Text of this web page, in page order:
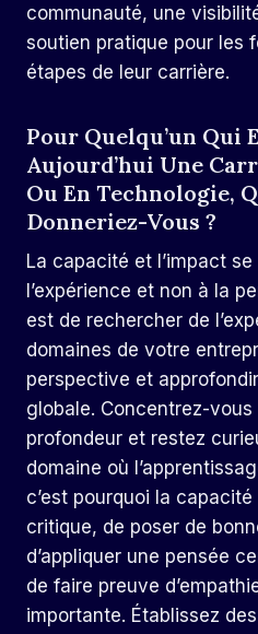
communauté, une
soutien pratique pour les
étapes de leur carrière.
Pour Quelqu’un Qui
Aujourd’hui Une
Ou En Technologie,
Donneriez-Vous ?
La capacité et l’impact
l’expérience et non à la
est de rechercher de
domaines de votre
perspective et
globale. Concentrez-vous
profondeur et restez
domaine où
c’est pourquoi la
critique, de poser de
d’appliquer une pensée
de faire preuve
importante. Établissez